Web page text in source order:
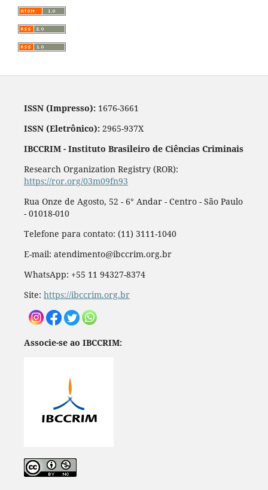
ISSN (Impresso):1676-3661
ISSN (Eletrônico):2965-937X
IBCCRIM - Instituto Brasileiro de Ciências Criminais
Research Organization Registry (ROR):
https://ror.org/03m09fn93
Rua Onze de Agosto, 52 - 6° Andar - Centro - São Paulo
- 01018-010
Telefone para contato: (11) 3111-1040
E-mail: atendimento@ibccrim.org.br
WhatsApp: +55 11 94327-8374
Site: https://ibccrim.org.br
Associe-se ao IBCCRIM: